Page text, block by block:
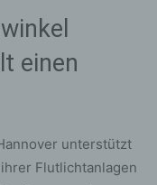
einen
unterstützt
Flutlichtanlagen